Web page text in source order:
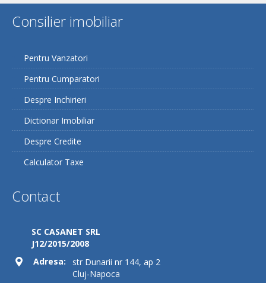
Consilier imobiliar
Pentru Vanzatori
Pentru Cumparatori
Despre Inchirieri
Dictionar Imobiliar
Despre Credite
Calculator Taxe
Contact
SC CASANET SRL
J12/2015/2008
Adresa:
str Dunarii nr 144, ap 2
Cluj-Napoca